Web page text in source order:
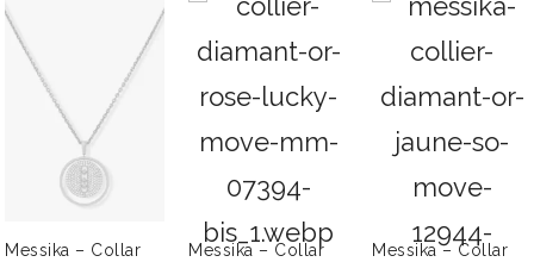
Messika – Collar
Messika – Collar
Messika – Collar